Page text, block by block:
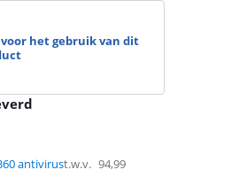
voor het gebruik van dit
antivirust.w.v. 94,99